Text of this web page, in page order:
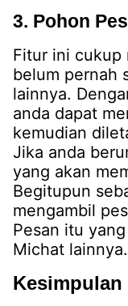
3. Pohon
Fitur ini cukup
belum pernah
lainnya.
anda dapat
kemudian
Jika anda
yang akan
Begitupun
mengambil
Pesan itu
Michat lainnya.
Kesimpulan